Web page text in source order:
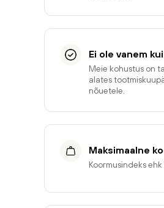
Ei ole vanem
Meie kohustus on
alates
nõuetele.
Maksimaalne
Koormusindeks